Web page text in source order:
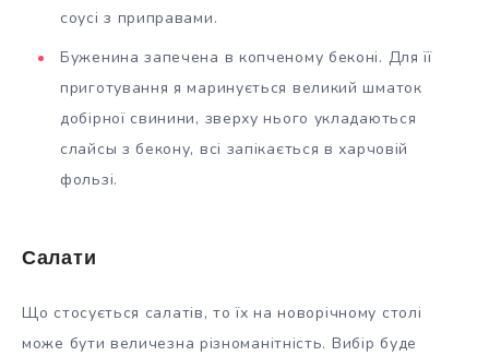
соусі з приправами.
Буженина запечена в копченому беконі. Для її
приготування я маринується великий шматок
добірної свинини, зверху нього укладаються
слайсы з бекону, всі запікається в харчовій
фользі.
Салати
Що стосується салатів, то їх на новорічному столі
може бути величезна різноманітність. Вибір буде